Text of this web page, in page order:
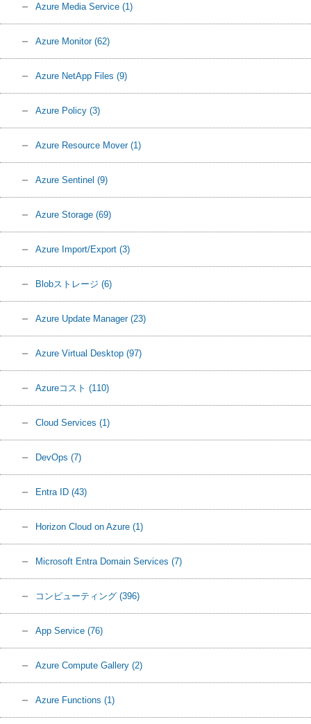
Azure Media Service (1)
Azure Monitor (62)
Azure NetApp Files (9)
Azure Policy (3)
Azure Resource Mover (1)
Azure Sentinel (9)
Azure Storage (69)
Azure Import/Export (3)
Blobストレージ (6)
Azure Update Manager (23)
Azure Virtual Desktop (97)
Azureコスト (110)
Cloud Services (1)
DevOps (7)
Entra ID (43)
Horizon Cloud on Azure (1)
Microsoft Entra Domain Services (7)
コンピューティング (396)
App Service (76)
Azure Compute Gallery (2)
Azure Functions (1)